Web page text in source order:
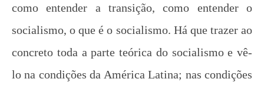
como entender a transição, como entender o
socialismo, o que é o socialismo. Há que trazer ao
concreto toda a parte teórica do socialismo e vê-
lo na condições da América Latina; nas condições